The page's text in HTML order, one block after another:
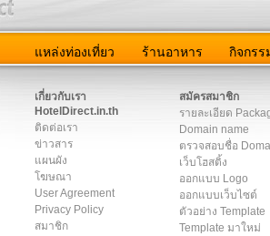
แหล่งท่องเที่ยว ร้านอาหาร กิจกรร
เกี่ยวกับเรา
HotelDirect.in.th
ติดต่อเรา
ข่าวสาร
แผนผัง
โฆษณา
User Agreement
Privacy Policy
สมาชิก
สมัครสมาชิก
รายละเอียด
Domain name
ตรวจสอบชื่อ
เว็บโฮสติ้ง
ออกแบบ Logo
ออกแบบเว็บไซต์
ตัวอย่าง Template
Template มาใหม่